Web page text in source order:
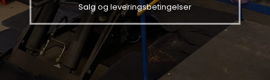
Salg og leveringsbetingelser